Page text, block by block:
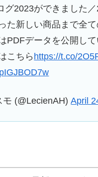
グ2023ができました
た新しい商品まで全て
PDFデータを公開し
こちらhttps://t.co/
(@LecienAH)April